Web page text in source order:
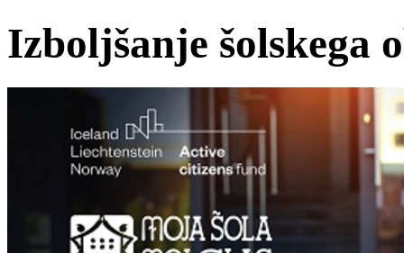
Izboljšanje šolskega